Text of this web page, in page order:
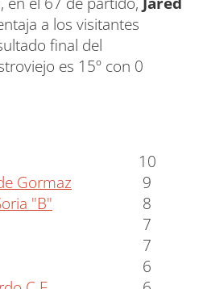
a los visitantes
final del
es 15º con 0
10
Gormaz
9
"B"
8
7
7
6